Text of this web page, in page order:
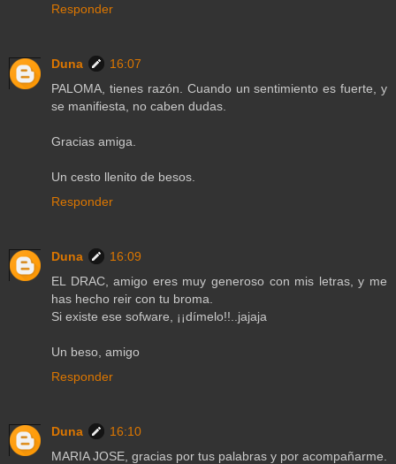
Responder
Duna
16:07
PALOMA, tienes razón. Cuando un sentimiento es fuerte, y
se manifiesta, no caben dudas.
Gracias amiga.
Un cesto llenito de besos.
Responder
Duna
16:09
EL DRAC, amigo eres muy generoso con mis letras, y me
has hecho reir con tu broma.
Si existe ese sofware, ¡¡dímelo!!..jajaja
Un beso, amigo
Responder
Duna
16:10
MARIA JOSE, gracias por tus palabras y por acompañarme.